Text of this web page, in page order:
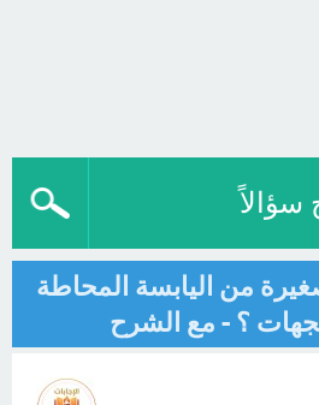
سؤالاً
من اليابسة المحاطة
؟ - مع الشرح